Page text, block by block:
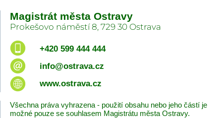
Magistrát města Ostravy
Prokešovo náměstí 8, 729 30 Ostrava
+420 599 444 444
info@ostrava.cz
www.ostrava.cz
Všechna práva vyhrazena - použití obsahu nebo jeho částí je
možné pouze se souhlasem Magistrátu města Ostravy.